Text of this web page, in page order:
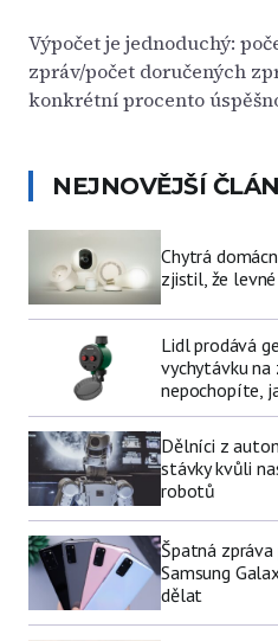
Výpočet je jednoduchý:
zpráv/počet doručených
konkrétní procento
NEJNOVĚJŠÍ
Chytrá
zjistil, že
Lidl prodává
vychytávku na
nepochopíte,
Dělníci z
stávky kvůli
robotů
Špatná
Samsung
dělat